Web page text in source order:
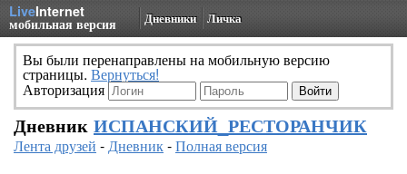
LiveInternet
мобильная версия Дневники Личка
Вы были перенаправлены на мобильную версию
страницы. Вернуться!
Авторизация
Дневник ИСПАНСКИЙ_РЕСТОРАНЧИК
Лента друзей -Дневник-Полная версия